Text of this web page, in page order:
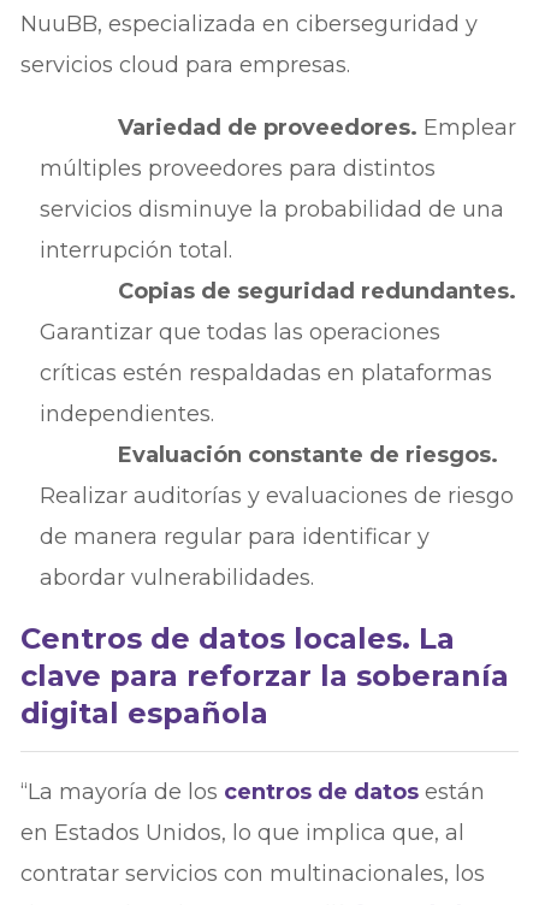
NuuBB, especializada en ciberseguridad y
servicios cloud para empresas.
Variedad de proveedores. Emplear
múltiples proveedores para distintos
servicios disminuye la probabilidad de una
interrupción total.
Copias de seguridad redundantes.
Garantizar que todas las operaciones
críticas estén respaldadas en plataformas
independientes.
Evaluación constante de riesgos.
Realizar auditorías y evaluaciones de riesgo
de manera regular para identificar y
abordar vulnerabilidades.
Centros de datos locales. La
clave para reforzar la soberanía
digital española
“La mayoría de los centros de datos están
en Estados Unidos, lo que implica que, al
contratar servicios con multinacionales, los